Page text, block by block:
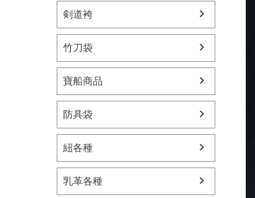
剣道袴
竹刀袋
寶船商品
防具袋
紐各種
乳革各種